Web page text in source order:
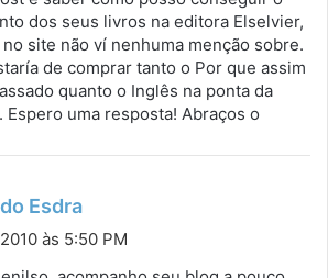
dos seus livros na editora Elselvier,
no site não ví nenhuma menção sobre.
de comprar tanto o Por que assim
quanto o Inglês na ponta da
Espero uma resposta! Abraços o
Esdra
i
às 5:50 PM